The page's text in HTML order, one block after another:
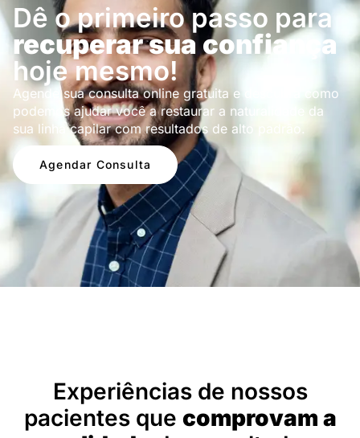
Dê o primeiro passo para
recuperar sua confiança
hoje mesmo!
Agende sua consulta online gratuita e descubra como
podemos ajudar você a restaurar a naturalidade da
sua linha capilar com resultados de alto padrão.
Agendar Consulta
Experiências de nossos
pacientes que comprovam a